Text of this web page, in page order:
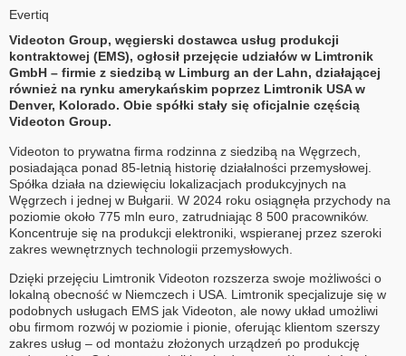
Evertiq
Videoton Group, węgierski dostawca usług produkcji
kontraktowej (EMS), ogłosił przejęcie udziałów w Limtronik
GmbH – firmie z siedzibą w Limburg an der Lahn, działającej
również na rynku amerykańskim poprzez Limtronik USA w
Denver, Kolorado. Obie spółki stały się oficjalnie częścią
Videoton Group.
Videoton to prywatna firma rodzinna z siedzibą na Węgrzech,
posiadająca ponad 85-letnią historię działalności przemysłowej.
Spółka działa na dziewięciu lokalizacjach produkcyjnych na
Węgrzech i jednej w Bułgarii. W 2024 roku osiągnęła przychody na
poziomie około 775 mln euro, zatrudniając 8 500 pracowników.
Koncentruje się na produkcji elektroniki, wspieranej przez szeroki
zakres wewnętrznych technologii przemysłowych.
Dzięki przejęciu Limtronik Videoton rozszerza swoje możliwości o
lokalną obecność w Niemczech i USA. Limtronik specjalizuje się w
podobnych usługach EMS jak Videoton, ale nowy układ umożliwi
obu firmom rozwój w poziomie i pionie, oferując klientom szerszy
zakres usług – od montażu złożonych urządzeń po produkcję